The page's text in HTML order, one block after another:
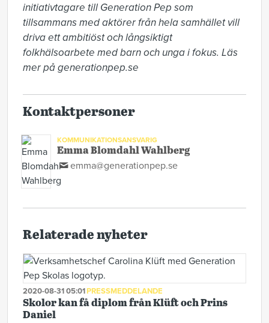
initiativtagare till Generation Pep som
tillsammans med aktörer från hela samhället vill
driva ett ambitiöst och långsiktigt
folkhälsoarbete med barn och unga i fokus. Läs
mer på generationpep.se
Kontaktpersoner
KOMMUNIKATIONSANSVARIG
Emma Blomdahl Wahlberg
emma@generationpep.se
Relaterade nyheter
2020-08-31 05:01PRESSMEDDELANDE
Skolor kan få diplom från Klüft och Prins
Daniel